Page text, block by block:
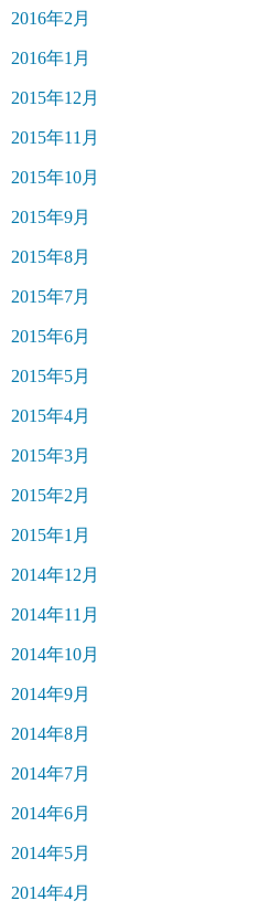
2016年2月
2016年1月
2015年12月
2015年11月
2015年10月
2015年9月
2015年8月
2015年7月
2015年6月
2015年5月
2015年4月
2015年3月
2015年2月
2015年1月
2014年12月
2014年11月
2014年10月
2014年9月
2014年8月
2014年7月
2014年6月
2014年5月
2014年4月